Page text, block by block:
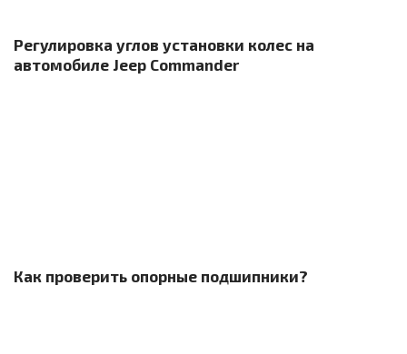
Регулировка углов установки колес на
автомобиле Jeep Commander
Как проверить опорные подшипники?